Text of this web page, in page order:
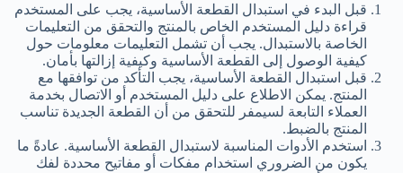
قبل البدء في استبدال القطعة الأساسية، يجب على المستخدم
قراءة دليل المستخدم الخاص بالمنتج والتحقق من التعليمات
الخاصة بالاستبدال. يجب أن تشمل التعليمات معلومات حول
كيفية الوصول إلى القطعة الأساسية وكيفية إزالتها بأمان.
قبل استبدال القطعة الأساسية، يجب التأكد من توافقها مع
المنتج. يمكن الاطلاع على دليل المستخدم أو الاتصال بخدمة
العملاء التابعة لسيمفر للتحقق من أن القطعة الجديدة تناسب
المنتج بالضبط.
استخدم الأدوات المناسبة لاستبدال القطعة الأساسية. عادةً ما
يكون من الضروري استخدام مفكات أو مفاتيح محددة لفك